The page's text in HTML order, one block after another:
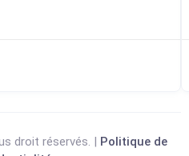
droit réservés. | Politique de